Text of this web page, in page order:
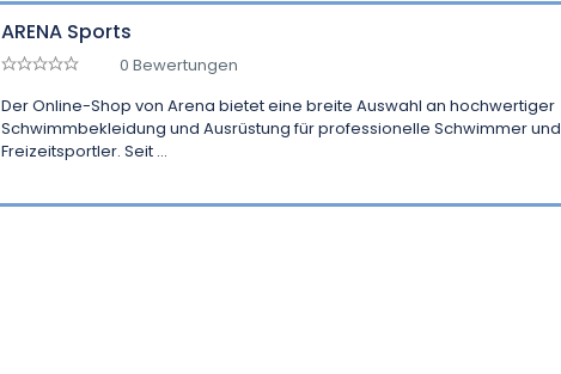
ARENA Sports
0 Bewertungen
Der Online-Shop von Arena bietet eine breite Auswahl an hochwertiger
Schwimmbekleidung und Ausrüstung für professionelle Schwimmer und
Freizeitsportler. Seit ...